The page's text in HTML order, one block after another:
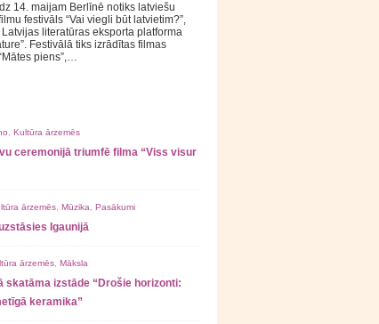
14. maijam Berlīnē notiks latviešu
festivāls “Vai viegli būt latvietim?”,
literatūras eksporta platforma
Festivālā tiks izrādītas filmas
piens”,…
Kultūra ārzemēs
ceremonijā triumfē filma “Viss visur
ārzemēs Mūzika Pasākumi
Igaunijā
ārzemēs Māksla
skatāma izstāde “Drošie horizonti:
keramika”